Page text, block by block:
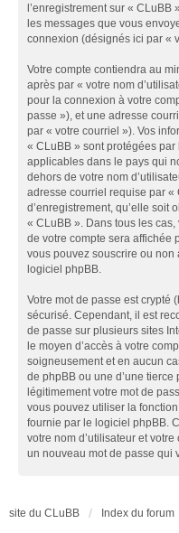
l’enregistrement sur « CLuBB
les messages que vous
connexion (désignés ici par «
Votre compte contiendra au
après par « votre nom
pour la connexion à votre
passe »), et une adresse
par « votre courriel »). Vos
« CLuBB » sont protégées
applicables dans le pays qui
dehors de votre nom
adresse courriel requise par «
d’enregistrement, qu’elle soit
« CLuBB ». Dans tous les
de votre compte sera affichée
vous pouvez souscrire ou non
logiciel phpBB.
Votre mot de passe est crypté
sécurisé. Cependant, il est
de passe sur plusieurs sites
le moyen d’accès à votre
soigneusement et en aucun
de phpBB ou une d’une
légitimement votre mot de
vous pouvez utiliser la
fournie par le logiciel phpBB.
votre nom d’utilisateur et
un nouveau mot de passe qui
site du CLuBB Index du forum